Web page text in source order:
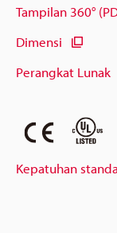
Tampilan 360°
Dimensi
Perangkat Lunak
Kepatuhan